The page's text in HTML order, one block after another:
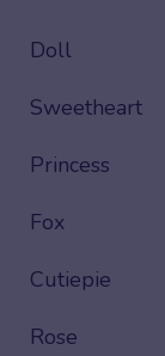
Doll
Sweetheart
Princess
Fox
Cutiepie
Rose